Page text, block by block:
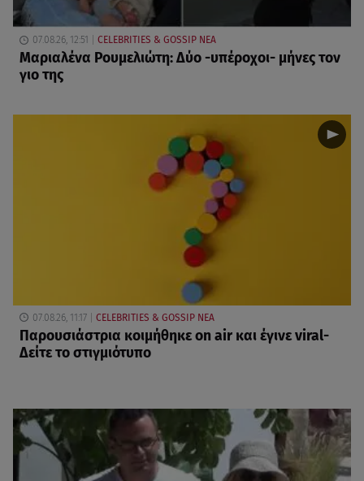
07.08.26, 12:51 CELEBRITIES & GOSSIP ΝΕΑ
Μαριαλένα Ρουμελιώτη: Δύο -υπέροχοι- μήνες τον
γιο της
07.08.26, 11:17 CELEBRITIES & GOSSIP ΝΕΑ
Παρουσιάστρια κοιμήθηκε on air και έγινε viral-
Δείτε το στιγμιότυπο